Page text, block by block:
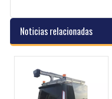
Noticias relacionadas